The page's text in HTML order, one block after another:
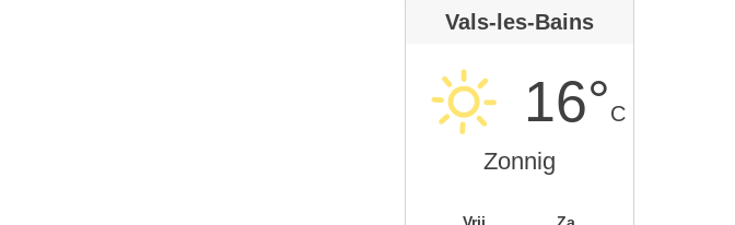
Vals-les-Bains
16°C
Zonnig